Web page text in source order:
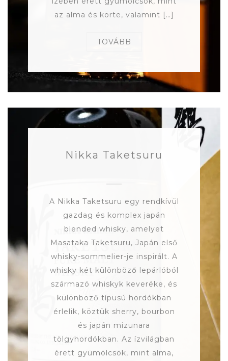
az alma és körte, valamint […]
TOVÁBB
Nikka Taketsuru
A Nikka Taketsuru egy rendkívül
gazdag és komplex japán
blended whisky, amelyet
Masataka Taketsuru, Japán első
whisky-sommelier-je inspirált. A
whisky két különböző lepárlóból
származó whiskyk keveréke, és
különböző típusú hordókban
érlelik, köztük sherry, bourbon
és japán mizunara
tölgyhordókban. Az ízvilágban
érett gyümölcsök, mint alma,